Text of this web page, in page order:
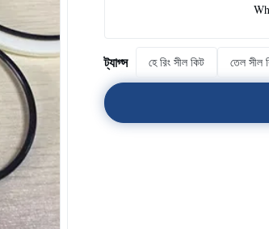
ট্যাগ্স হে রিং সীল কিট তেল সীল